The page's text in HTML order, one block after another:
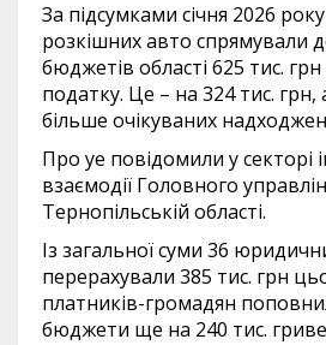
За підсумками січня 2026
розкішних авто спрямували
бюджетів області 625 тис.
податку. Це – на 324 тис. грн,
більше очікуваних
Про уе повідомили у секторі
взаємодії Головного
Тернопільській області.
Із загальної суми 36
перерахували 385 тис. грн
платників-громадян
бюджети ще на 240 тис.